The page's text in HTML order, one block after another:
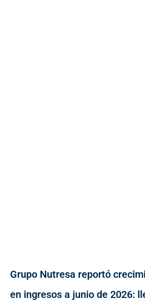
Grupo Nutresa reportó
en ingresos a junio de 2026: